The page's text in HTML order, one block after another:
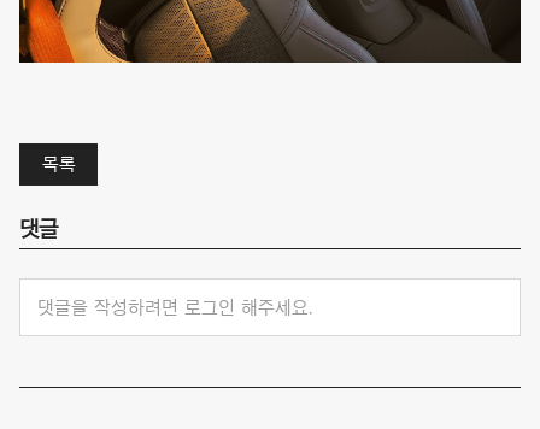
목록
댓글
댓글을 작성하려면 로그인 해주세요.